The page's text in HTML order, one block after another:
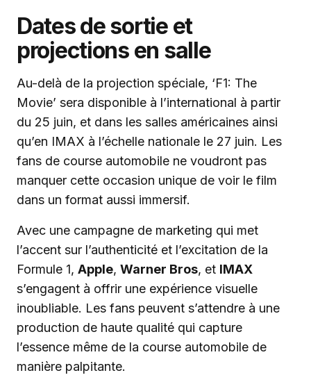
Dates de sortie et
projections en salle
Au-delà de la projection spéciale, ‘F1: The
Movie’ sera disponible à l’international à partir
du 25 juin, et dans les salles américaines ainsi
qu’en IMAX à l’échelle nationale le 27 juin. Les
fans de course automobile ne voudront pas
manquer cette occasion unique de voir le film
dans un format aussi immersif.
Avec une campagne de marketing qui met
l’accent sur l’authenticité et l’excitation de la
Formule 1, Apple, Warner Bros, et IMAX
s’engagent à offrir une expérience visuelle
inoubliable. Les fans peuvent s’attendre à une
production de haute qualité qui capture
l’essence même de la course automobile de
manière palpitante.